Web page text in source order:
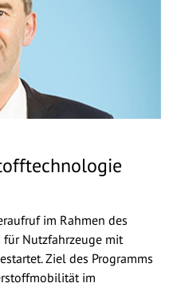
im Rahmen des
für Nutzfahrzeuge mit
Ziel des Programms
im